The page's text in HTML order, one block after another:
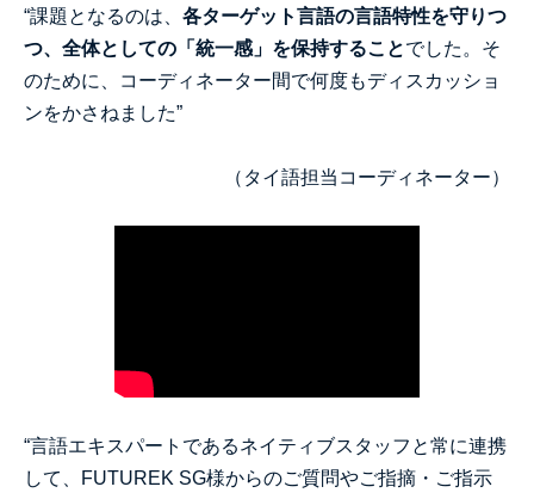
“課題となるのは、 各ターゲット言語の言語特性を守りつ
つ、全体としての「統一感」を保持することでした。そ
のために、コーディネーター間で何度もディスカッショ
ンをかさねました”
（タイ語担当コーディネーター）
“言語エキスパートであるネイティブスタッフと常に連携
して、FUTUREK SG様からのご質問やご指摘・ご指示